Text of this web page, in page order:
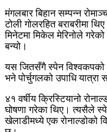
मंगलबार बिहान सम्पन्न
टोली गोलरहित बराबरीमा
मिनेटमा मिकेल मेरिनोले गरेको
बन्यो।
यस जितसँगै स्पेन विश्वकपको
भने पोर्चुगलको उपाधि यात्रा
४१ वर्षीय क्रिस्टियानो
घोषणा गरेका थिए। त्यसैले
खेलाडीमध्ये एक रोनाल्डोको